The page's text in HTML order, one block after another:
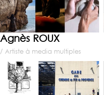
Agnès ROUX
/ Artiste à media multiples